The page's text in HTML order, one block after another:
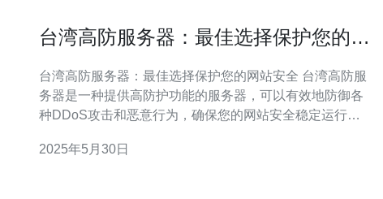
台湾高防服务器：最佳选择保护您的网
台湾高防服务器：最佳选择保护您的网站安全 台湾高防服
务器是一种提供高防护功能的服务器，可以有效地防御各
种DDoS攻击和恶意行为，确保您的网站安全稳定运行。
括防火墙、入侵检测系统等，保护您的网站免受攻击。 2.
2025年5月30日